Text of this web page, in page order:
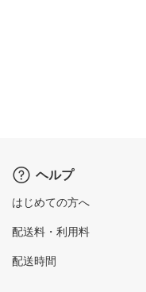
ヘルプ
はじめての方へ
配送料・利用料
配送時間